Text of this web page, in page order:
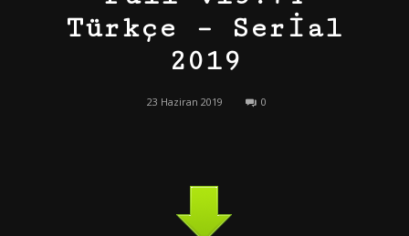
Türkçe – Serial
2019
23 Haziran 2019 0